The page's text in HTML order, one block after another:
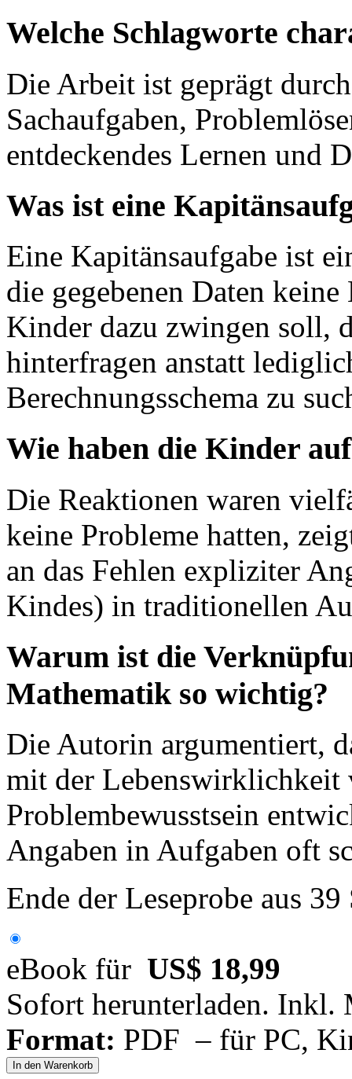
Welche Schlagworte
Die Arbeit ist geprägt
Sachaufgaben,
entdeckendes Lernen und
Was ist eine
Eine Kapitänsaufgabe ist
die gegebenen Daten
Kinder dazu zwingen soll,
hinterfragen anstatt
Berechnungsschema zu
Wie haben die Kinder
Die Reaktionen waren
keine Probleme hatten,
an das Fehlen expliziter
Kindes) in traditionellen
Warum ist die
Mathematik so wichtig?
Die Autorin argumentiert,
mit der Lebenswirklichkeit
Problembewusstsein
Angaben in Aufgaben oft
Ende der Leseprobe aus
eBook für US$ 18,99
Sofort herunterladen. Inkl.
Format: PDF – für PC,
In den Warenkorb